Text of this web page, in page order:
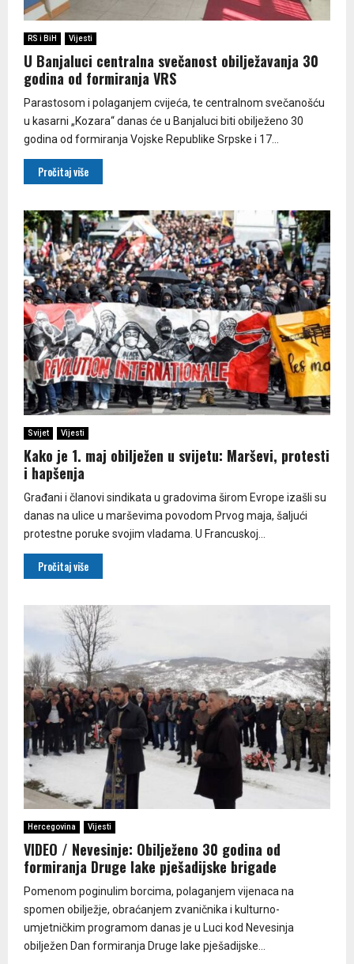
RS i BiH Vijesti
U Banjaluci centralna svečanost obilježavanja 30
godina od formiranja VRS
Parastosom i polaganjem cvijeća, te centralnom svečanošću
u kasarni „Kozara“ danas će u Banjaluci biti obilježeno 30
godina od formiranja Vojske Republike Srpske i 17...
Pročitaj više
Svijet Vijesti
Kako je 1. maj obilježen u svijetu: Marševi, protesti
i hapšenja
Građani i članovi sindikata u gradovima širom Evrope izašli su
danas na ulice u marševima povodom Prvog maja, šaljući
protestne poruke svojim vladama. U Francuskoj...
Pročitaj više
Hercegovina Vijesti
VIDEO / Nevesinje: Obilježeno 30 godina od
formiranja Druge lake pješadijske brigade
Pomenom poginulim borcima, polaganjem vijenaca na
spomen obilježje, obraćanjem zvaničnika i kulturno-
umjetničkim programom danas je u Luci kod Nevesinja
obilježen Dan formiranja Druge lake pješadijske...